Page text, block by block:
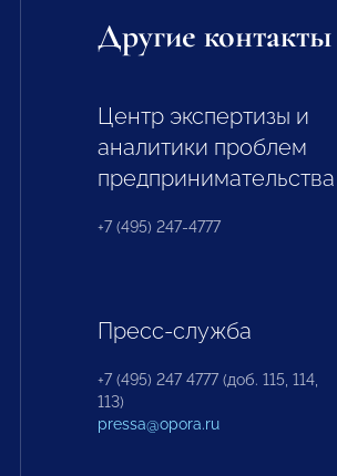
Другие контакты
Центр экспертизы и
аналитики проблем
предпринимательства
+7 (495) 247-4777
Пресс-служба
+7 (495) 247 4777 (доб. 115, 114,
113)
pressa@opora.ru